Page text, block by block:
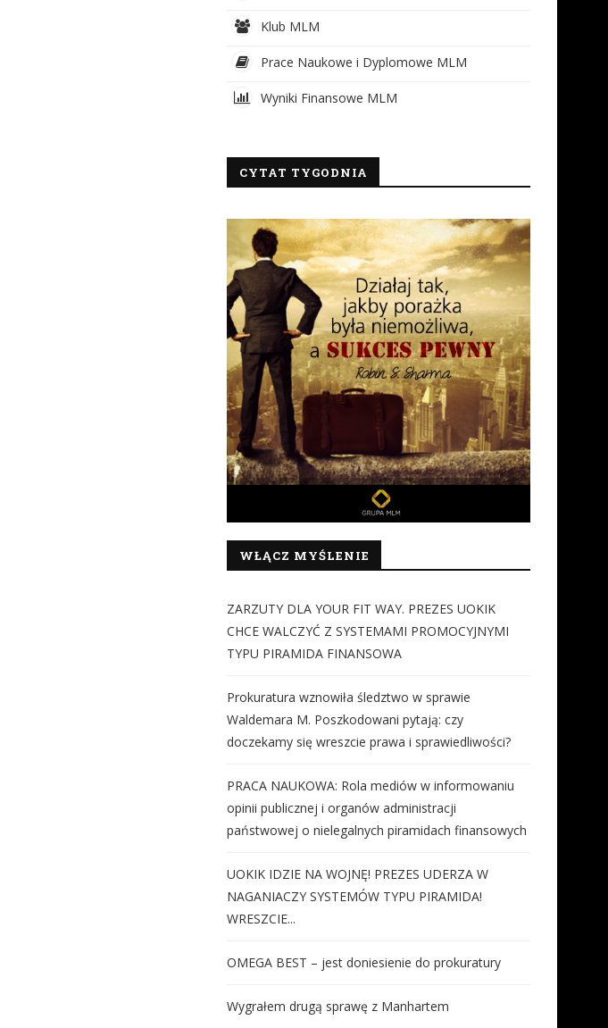
Klub MLM
Prace Naukowe i Dyplomowe MLM
Wyniki Finansowe MLM
CYTAT TYGODNIA
WŁĄCZ MYŚLENIE
ZARZUTY DLA YOUR FIT WAY. PREZES UOKIK
CHCE WALCZYĆ Z SYSTEMAMI PROMOCYJNYMI
TYPU PIRAMIDA FINANSOWA
Prokuratura wznowiła śledztwo w sprawie
Waldemara M. Poszkodowani pytają: czy
doczekamy się wreszcie prawa i sprawiedliwości?
PRACA NAUKOWA: Rola mediów w informowaniu
opinii publicznej i organów administracji
państwowej o nielegalnych piramidach finansowych
UOKIK IDZIE NA WOJNĘ! PREZES UDERZA W
NAGANIACZY SYSTEMÓW TYPU PIRAMIDA!
WRESZCIE...
OMEGA BEST – jest doniesienie do prokuratury
Wygrałem drugą sprawę z Manhartem